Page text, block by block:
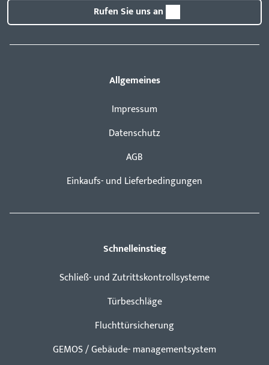
Rufen Sie uns an
Allgemeines
Impressum
Datenschutz
AGB
Einkaufs- und Lieferbedingungen
Schnelleinstieg
Schließ- und Zutrittskontrollsysteme
Türbeschläge
Fluchttürsicherung
GEMOS / Gebäude- managementsystem